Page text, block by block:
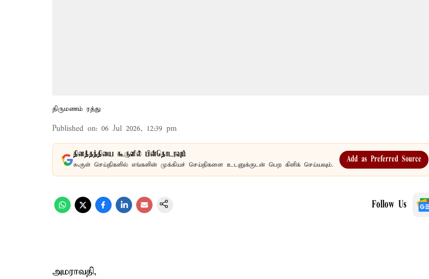
திருமணம் ரத்து
Published on: 06 Jul 2026, 12:39 pm
தினத்தந்தியை கூகுளில் பின்தொடரவும்
கூகுள் செய்திகளில் எங்களின் முக்கியச் செய்திகளை உடனுக்குடன் பெற கிளிக் செய்யவும்.
Add as Preferred Source
Follow Us
அமராவதி,